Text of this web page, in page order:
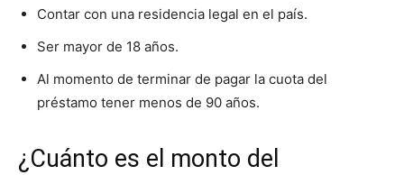
Contar con una residencia legal en el país.
Ser mayor de 18 años.
Al momento de terminar de pagar la cuota del
préstamo tener menos de 90 años.
¿Cuánto es el monto del